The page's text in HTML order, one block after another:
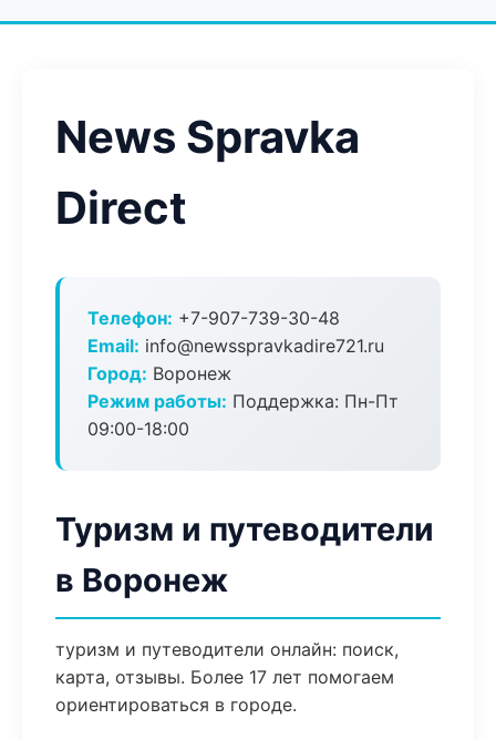
News Spravka
Direct
Телефон: +7-907-739-30-48
Email: info@newsspravkadire721.ru
Город: Воронеж
Режим работы: Поддержка: Пн-Пт
09:00-18:00
Туризм и путеводители
в Воронеж
туризм и путеводители онлайн: поиск,
карта, отзывы. Более 17 лет помогаем
ориентироваться в городе.